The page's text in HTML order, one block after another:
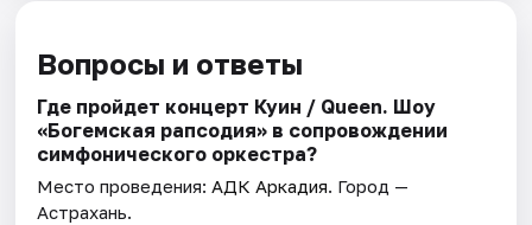
Вопросы и ответы
Где пройдет концерт Куин / Queen. Шоу
«Богемская рапсодия» в сопровождении
симфонического оркестра?
Место проведения:АДК Аркадия. Город —
Астрахань.